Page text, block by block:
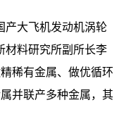
产大飞机发动机涡轮
材料研究所副所长李
稀有金属、做优循环
并联产多种金属，其